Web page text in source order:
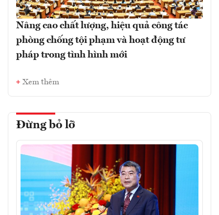
Nâng cao chất lượng, hiệu quả công tác
phòng chống tội phạm và hoạt động tư
pháp trong tình hình mới
Xem thêm
Đừng bỏ lỡ